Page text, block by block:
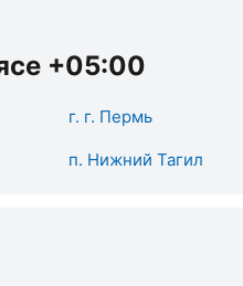
+05:00
г. г. Пермь
п. Нижний Тагил